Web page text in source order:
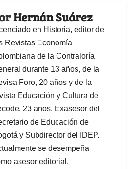
Hernán Suárez
en Historia, editor de
Revistas Economía
de la Contraloría
durante 13 años, de la
Foro, 20 años y de la
Educación y Cultura de
23 años. Exasesor del
de Educación de
y Subdirector del IDEP.
se desempeña
asesor editorial.